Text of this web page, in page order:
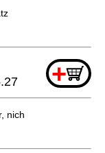
+
nicht bestellbar